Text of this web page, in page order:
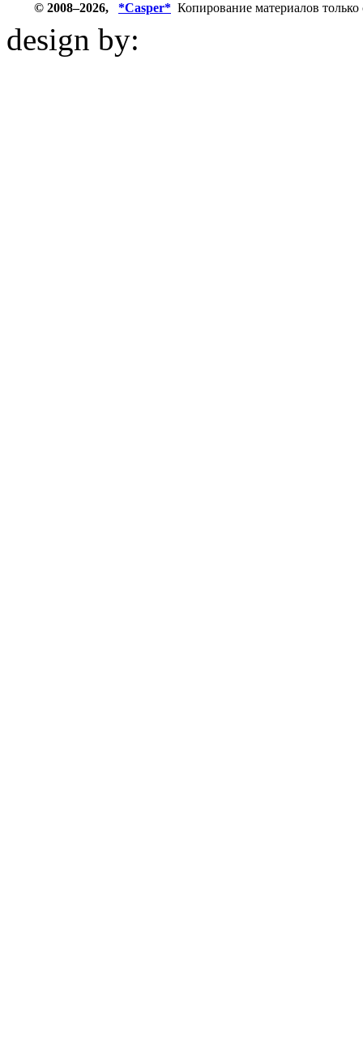
© 2008–2026, *Casper* Копирование материалов
design by: